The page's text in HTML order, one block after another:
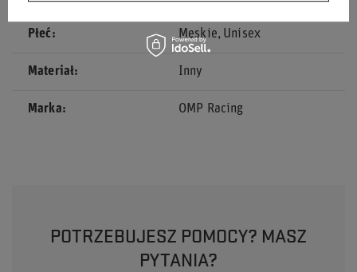
Płeć Męskie Unisex
Materiał Inny
Marka OMP Racing
POTRZEBUJESZ POMOCY? MASZ
PYTANIA?